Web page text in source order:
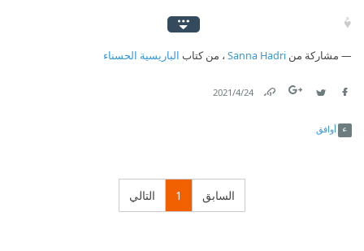
♥️ُ
#الباريسية_الحسناء
مشاركة من Sanna Hadri ، من كتاب الباريسية الحسناء
24‏/4‏/2021
أوافق
السابق 1 التالي